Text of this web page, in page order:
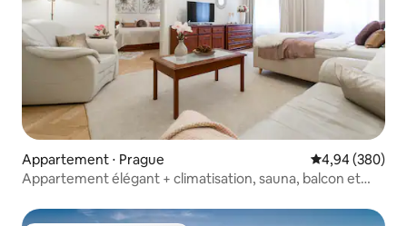
Appartement ⋅ Prague Évaluation
4,94 (380)
Appartement élégant + climatisation, sauna, balcon et